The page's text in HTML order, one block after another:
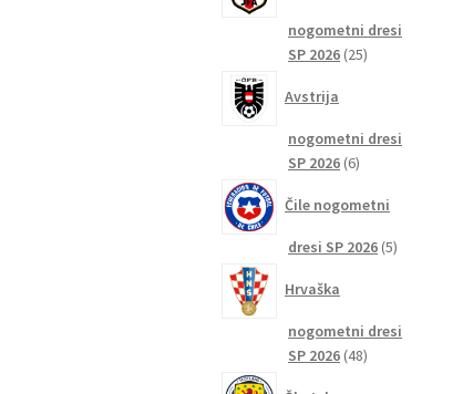
nogometni dresi
SP 2026 2525
Avstrija
nogometni dresi
SP 2026 66
Čile nogometni
dresi SP 2026 55
Hrvaška
nogometni dresi
SP 2026 4848